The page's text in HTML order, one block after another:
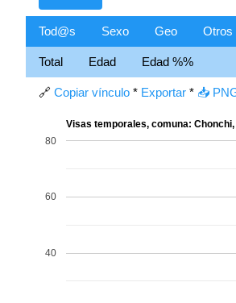
Tod@s Sexo Geo Otros
Total Edad Edad %%
🔗 Copiar vínculo * Exportar * 📥
Visas temporales, comuna: Chonchi,
40
60
80